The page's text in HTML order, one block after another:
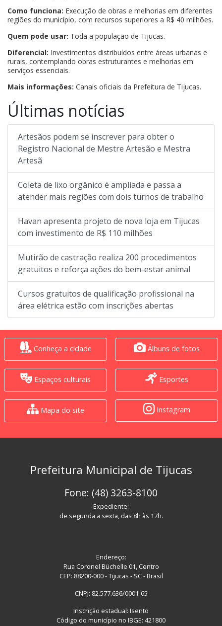
Como funciona: Execução de obras e melhorias em diferentes
regiões do município, com recursos superiores a R$ 40 milhões.
Quem pode usar: Toda a população de Tijucas.
Diferencial: Investimentos distribuídos entre áreas urbanas e
rurais, contemplando obras estruturantes e melhorias em
serviços essenciais.
Mais informações: Canais oficiais da Prefeitura de Tijucas.
Últimas notícias
Artesãos podem se inscrever para obter o
Registro Nacional de Mestre Artesão e Mestra
Artesã
Coleta de lixo orgânico é ampliada e passa a
atender mais regiões com dois turnos de trabalho
Havan apresenta projeto de nova loja em Tijucas
com investimento de R$ 110 milhões
Mutirão de castração realiza 200 procedimentos
gratuitos e reforça ações do bem-estar animal
Cursos gratuitos de qualificação profissional na
área elétrica estão com inscrições abertas
Conheça a cidade Álbuns de fotos
Espaços culturais Esportes
Mapa do site Instagram
Prefeitura Municipal de Tijucas
Fone: (48) 3263-8100
Expediente:
de segunda a sexta, das 8h às 17h.
Endereço:
Rua Coronel Büchelle 01, Centro
CEP: 88200-000 - Tijucas - SC - Brasil
CNPJ: 82.577.636/0001-65
Inscrição estadual: Isento
Código do município no IBGE: 421800